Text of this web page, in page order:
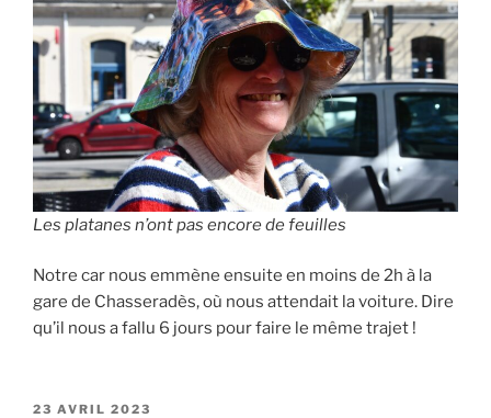
Les platanes n’ont pas encore de feuilles
Notre car nous emmène ensuite en moins de 2h à la
gare de Chasseradès, où nous attendait la voiture. Dire
qu’il nous a fallu 6 jours pour faire le même trajet !
PUBLIÉ
23 AVRIL 2023